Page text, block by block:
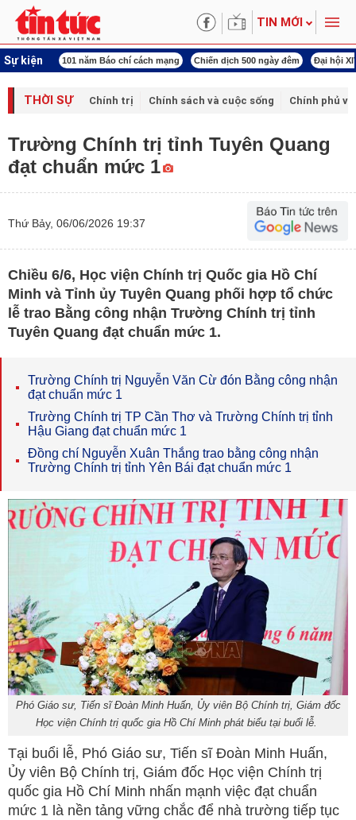
TIN MỚI
Sự kiện
tên Bác 101 năm Báo chí cách mạng Chiến dịch 500 ngày đêm Đại hội
THỜI SỰ Chính trị Chính sách và cuộc sống Chính phủ
Trường Chính trị tỉnh Tuyên Quang
đạt chuẩn mức 1
Thứ Bảy, 06/06/2026 19:37
Chiều 6/6, Học viện Chính trị Quốc gia Hồ Chí
Minh và Tỉnh ủy Tuyên Quang phối hợp tổ chức
lễ trao Bằng công nhận Trường Chính trị tỉnh
Tuyên Quang đạt chuẩn mức 1.
Trường Chính trị Nguyễn Văn Cừ đón Bằng công nhận
đạt chuẩn mức 1
Trường Chính trị TP Cần Thơ và Trường Chính trị tỉnh
Hậu Giang đạt chuẩn mức 1 ​
Đồng chí Nguyễn Xuân Thắng trao bằng công nhận
Trường Chính trị tỉnh Yên Bái đạt chuẩn mức 1
Phó Giáo sư, Tiến sĩ Đoàn Minh Huấn, Ủy viên Bộ Chính trị, Giám đốc
Học viện Chính trị quốc gia Hồ Chí Minh phát biểu tại buổi lễ.
Tại buổi lễ, Phó Giáo sư, Tiến sĩ Đoàn Minh Huấn,
Ủy viên Bộ Chính trị, Giám đốc Học viện Chính trị
quốc gia Hồ Chí Minh nhấn mạnh việc đạt chuẩn
mức 1 là nền tảng vững chắc để nhà trường tiếp tục